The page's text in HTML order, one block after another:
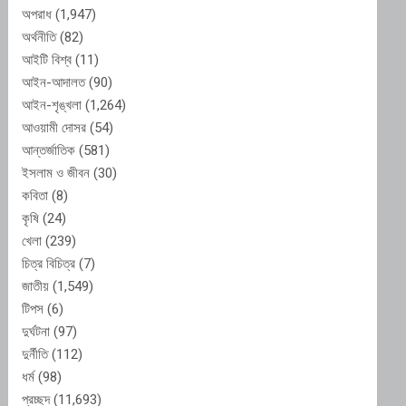
অপরাধ (1,947)
অর্থনীতি(82)
আইটি বিশ্ব (11)
আইন-আদালত(90)
আইন-শৃঙ্খলা (1,264)
আওয়ামী দোসর (54)
আন্তর্জাতিক (581)
ইসলাম ও জীবন (30)
কবিতা (8)
কৃষি (24)
খেলা (239)
চিত্র বিচিত্র (7)
জাতীয় (1,549)
টিপস (6)
দুর্ঘটনা (97)
দুর্নীতি(112)
ধর্ম(98)
প্রচ্ছদ(11,693)